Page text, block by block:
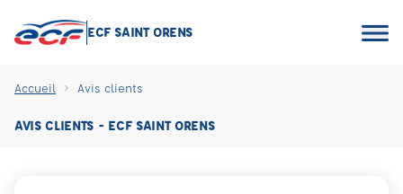
ECF SAINT ORENS
Accueil Avis clients
AVIS CLIENTS - ECF SAINT ORENS